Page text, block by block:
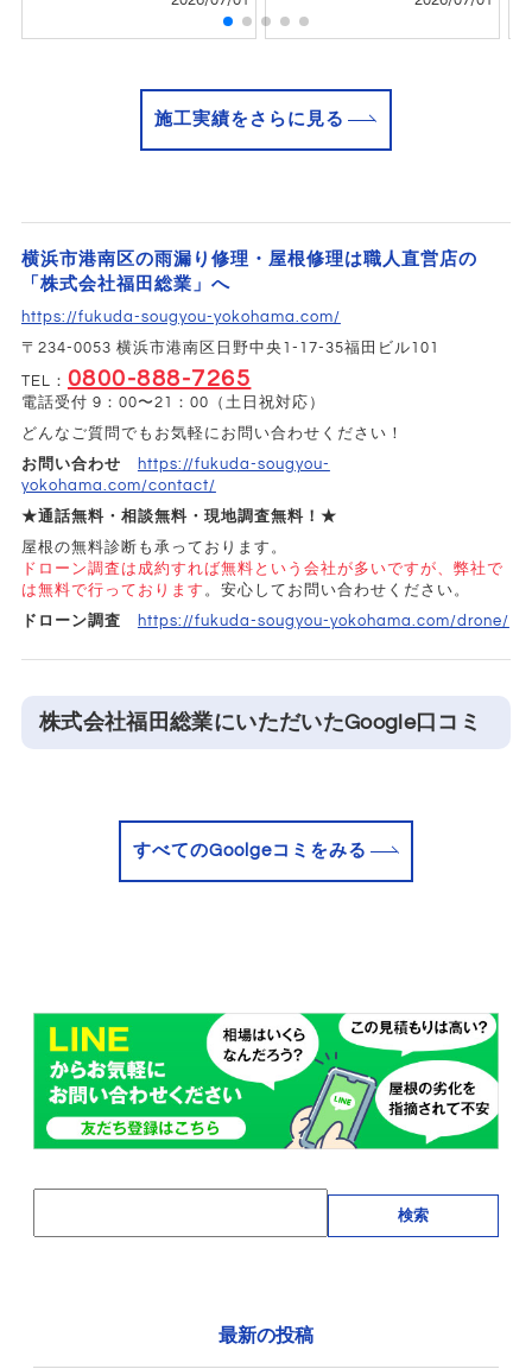
施工実績をさらに見る
横浜市港南区の雨漏り修理・屋根修理は職人直営店の
「株式会社福田総業」へ
https://fukuda-sougyou-yokohama.com/
〒234-0053 横浜市港南区日野中央1-17-35福田ビル101
TEL： 0800-888-7265
電話受付 9：00〜21：00（土日祝対応）
どんなご質問でもお気軽にお問い合わせください！
お問い合わせ
https://fukuda-sougyou-
yokohama.com/contact/
★通話無料・相談無料・現地調査無料！★
屋根の無料診断も承っております。
ドローン調査は成約すれば無料という会社が多いですが、弊社で
は無料で行っております 。安心してお問い合わせください。
ドローン調査
https://fukuda-sougyou-yokohama.com/drone/
株式会社福田総業にいただいたGoogle口コミ
すべてのGoolgeコミをみる
検索
最新の投稿